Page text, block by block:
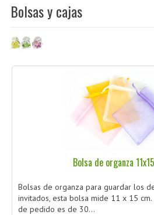
BLOG
Bolsas y cajas
Bolsa de organza
Bolsas de organza para guardar los
invitados, esta bolsa mide 11 x 15 cm.
de pedido es de 30...